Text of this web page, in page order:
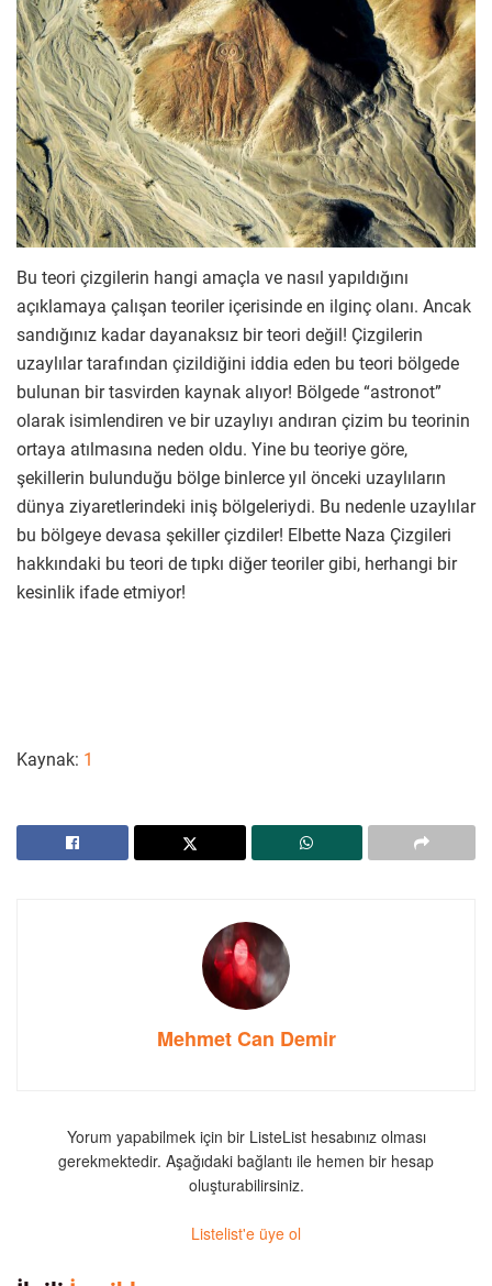
Bu teori çizgilerin hangi amaçla ve nasıl yapıldığını
açıklamaya çalışan teoriler içerisinde en ilginç olanı. Ancak
sandığınız kadar dayanaksız bir teori değil! Çizgilerin
uzaylılar tarafından çizildiğini iddia eden bu teori bölgede
bulunan bir tasvirden kaynak alıyor! Bölgede “astronot”
olarak isimlendiren ve bir uzaylıyı andıran çizim bu teorinin
ortaya atılmasına neden oldu. Yine bu teoriye göre,
şekillerin bulunduğu bölge binlerce yıl önceki uzaylıların
dünya ziyaretlerindeki iniş bölgeleriydi. Bu nedenle uzaylılar
bu bölgeye devasa şekiller çizdiler! Elbette Naza Çizgileri
hakkındaki bu teori de tıpkı diğer teoriler gibi, herhangi bir
kesinlik ifade etmiyor!
Kaynak: 1
Mehmet Can Demir
Yorum yapabilmek için bir ListeList hesabınız olması
gerekmektedir. Aşağıdaki bağlantı ile hemen bir hesap
oluşturabilirsiniz.
Listelist'e üye ol